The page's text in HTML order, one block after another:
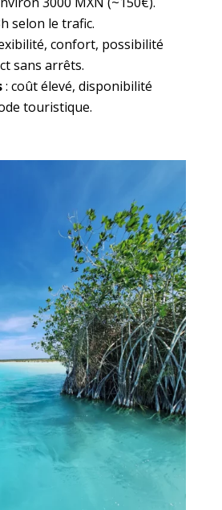
selon le trafic.
confort, possibilité
sans arrêts.
: coût élevé, disponibilité
touristique.